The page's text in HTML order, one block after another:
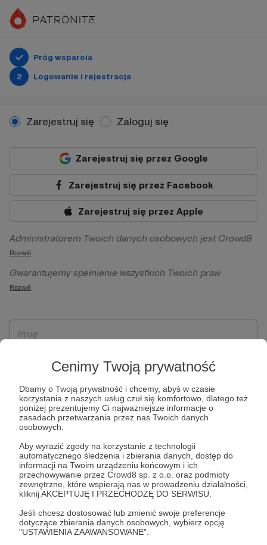
Cenimy Twoją prywatność
Dbamy o Twoją prywatność i chcemy, abyś w czasie
korzystania z naszych usług czuł się komfortowo, dlatego też
poniżej prezentujemy Ci najważniejsze informacje o
zasadach przetwarzania przez nas Twoich danych
osobowych.
Aby wyrazić zgody na korzystanie z technologii
automatycznego śledzenia i zbierania danych, dostęp do
informacji na Twoim urządzeniu końcowym i ich
przechowywanie przez Crowd8 sp. z o.o. oraz podmioty
zewnętrzne, które wspierają nas w prowadzeniu działalności,
kliknij AKCEPTUJĘ I PRZECHODZĘ DO SERWISU.
Jeśli chcesz dostosować lub zmienić swoje preferencje
dotyczące zbierania danych osobowych, wybierz opcję
"USTAWIENIA ZAAWANSOWANE".
Próg wsparcia
2
Logowanie i rejestracja
Zarejestruj się Zaloguj się
Zarejestruj się przez Google
Zarejestruj się przez Facebook
Zarejestruj się przez Apple
Administratorem Twoich danych osobowych jest Crowd8
sp. z o.o. z siedziba w Warszawie, ul. Żwirki i Wigury 16, 02-
092 Warszawa. Twoje dane osobowe będą przetwarzane w
szczególności w celu wykonania umowy zawartej z Tobą, w
Patronite.pl, w tym możliwości dokonywania oraz
otrzymywania wsparcia na naszej platformie oraz
Rozwiń
Gwarantujemy spełnienie wszystkich Twoich praw
wynikających z ogólnego rozporządzenia o ochronie
ich przenoszenia, niepodlegania zautomatyzowanemu
wyrażenia sprzeciwu wobec przetwarzania Twoich danych
osobowych. Rejestracja dla osób niepełnoletnich możliwa
jest po przekazaniu podpisanego formularza "Zgodna na
założenie konta przez osobę niepełnoletnią", formularz
dostępny jest na stronie regulaminu Patronite.pl.
Rozwiń
* Zapoznałem się i akceptujęRegulaminserwisu oraz
Prywatności.